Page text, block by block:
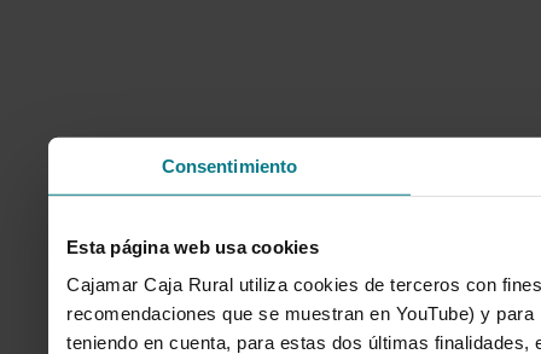
Consentimiento
Esta página web usa cookies
Cajamar Caja Rural utiliza cookies de terceros con
recomendaciones que se muestran en YouTube) y
teniendo en cuenta, para estas dos últimas